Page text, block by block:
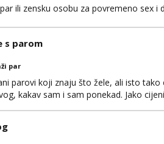
ili zensku osobu za povremeno sex i
s parom
par
parovi koji znaju što žele, ali isto
kakav sam i sam ponekad. Jako